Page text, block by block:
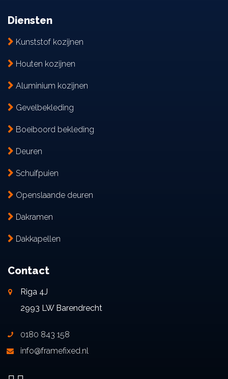
Diensten
Kunststof kozijnen
Houten kozijnen
Aluminium kozijnen
Gevelbekleding
Boeiboord bekleding
Deuren
Schuifpuien
Openslaande deuren
Dakramen
Dakkapellen
Contact
Riga 4J
2993 LW Barendrecht
0180 843 158
info@framefixed.nl